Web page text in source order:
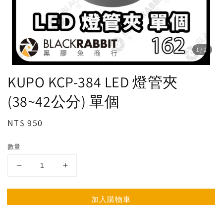
1 /2
KUPO KCP-384 LED 燈管夾
(38~42公分) 單個
Regular
NT$ 950
數量
加入購物車